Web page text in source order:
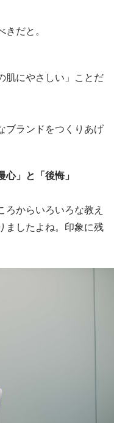
だと。
肌にやさしい」ことだ
ブランドをつくりあげ
」と「後悔」
ろからいろいろな教え
ましたよね。印象に残